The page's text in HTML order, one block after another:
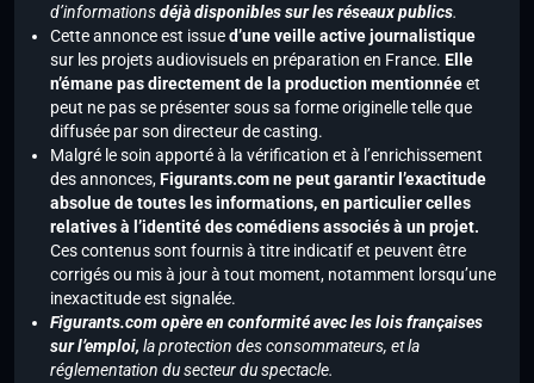
d’informationsdéjà disponibles sur les réseaux publics.
Cette annonce est issued’une veille active journalistique
sur les projets audiovisuels en préparation en France. Elle
n’émane pas directement de la production mentionnéeet
peut ne pas se présenter sous sa forme originelle telle que
diffusée par son directeur de casting.
Malgré le soin apporté à la vérification et à l’enrichissement
des annonces,Figurants.com ne peut garantir l’exactitude
absolue de toutes les informations, en particulier celles
relatives à l’identité des comédiens associés à un projet.
Ces contenus sont fournis à titre indicatif et peuvent être
corrigés ou mis à jour à tout moment, notamment lorsqu’une
inexactitude est signalée.
Figurants.com opère en conformité avec les lois françaises
sur l’emploi, la protection des consommateurs, et la
réglementation du secteur du spectacle.